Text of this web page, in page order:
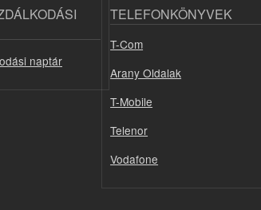
TELEFONKÖNYVEK
T-Com
Arany Oldalak
T-Mobile
Telenor
Vodafone